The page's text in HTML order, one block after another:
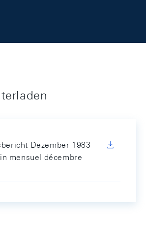
Dezember 1983
mensuel décembre